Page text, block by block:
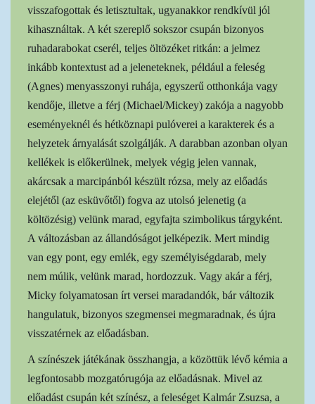
visszafogottak és letisztultak, ugyanakkor rendkívül jól
kihasználtak. A két szereplő sokszor csupán bizonyos
ruhadarabokat cserél, teljes öltözéket ritkán: a jelmez
inkább kontextust ad a jeleneteknek, például a feleség
(Agnes) menyasszonyi ruhája, egyszerű otthonkája vagy
kendője, illetve a férj (Michael/Mickey) zakója a nagyobb
eseményeknél és hétköznapi pulóverei a karakterek és a
helyzetek árnyalását szolgálják. A darabban azonban olyan
kellékek is előkerülnek, melyek végig jelen vannak,
akárcsak a marcipánból készült rózsa, mely az előadás
elejétől (az esküvőtől) fogva az utolsó jelenetig (a
költözésig) velünk marad, egyfajta szimbolikus tárgyként.
A változásban az állandóságot jelképezik. Mert mindig
van egy pont, egy emlék, egy személyiségdarab, mely
nem múlik, velünk marad, hordozzuk. Vagy akár a férj,
Micky folyamatosan írt versei maradandók, bár változik
hangulatuk, bizonyos szegmensei megmaradnak, és újra
visszatérnek az előadásban.
A színészek játékának összhangja, a közöttük lévő kémia a
legfontosabb mozgatórugója az előadásnak. Mivel az
előadást csupán két színész, a feleséget Kalmár Zsuzsa, a